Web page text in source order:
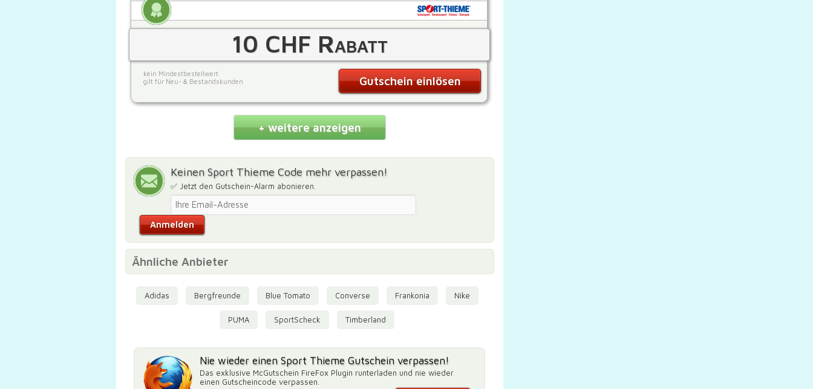
10 CHF Rabatt
kein Mindestbestellwert
gilt für Neu- & Bestandskunden
Gutschein einlösen
+ weitere anzeigen
Keinen Sport Thieme Code mehr verpassen!
✅ Jetzt den Gutschein-Alarm abonieren.
Ähnliche Anbieter
Adidas Bergfreunde Blue Tomato Converse Frankonia Nike
PUMA SportScheck Timberland
Nie wieder einen Sport Thieme Gutschein verpassen!
Das exklusive McGutschein FireFox Plugin runterladen und nie wieder
einen Gutscheincode verpassen.